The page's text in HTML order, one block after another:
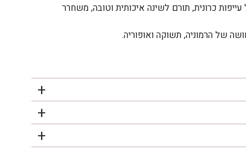
כרונית, תורם לשינה איכותית וטובה, משחרר
של הרמוניה, תשוקה ואופוריה.